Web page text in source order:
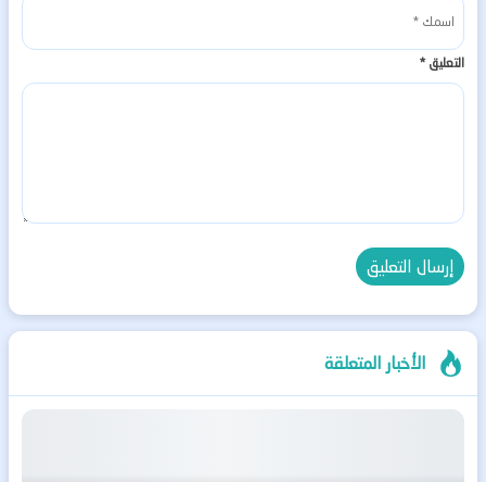
التعليق*
الأخبار المتعلقة